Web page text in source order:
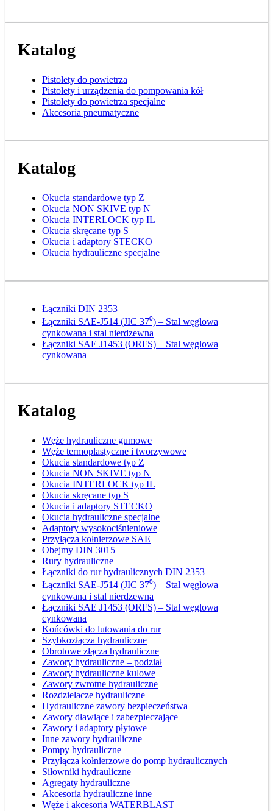
Katalog
Pistolety do powietrza
Pistolety i urządzenia do pompowania kół
Pistolety do powietrza specjalne
Akcesoria pneumatyczne
Katalog
Okucia standardowe typ Z
Okucia NON SKIVE typ N
Okucia INTERLOCK typ IL
Okucia skręcane typ S
Okucia i adaptory STECKO
Okucia hydrauliczne specjalne
Łączniki DIN 2353
Łączniki SAE-J514 (JIC 37⁰) – Stal węglowa
cynkowana i stal nierdzewna
Łączniki SAE J1453 (ORFS) – Stal węglowa
cynkowana
Katalog
Węże hydrauliczne gumowe
Węże termoplastyczne i tworzywowe
Okucia standardowe typ Z
Okucia NON SKIVE typ N
Okucia INTERLOCK typ IL
Okucia skręcane typ S
Okucia i adaptory STECKO
Okucia hydrauliczne specjalne
Adaptory wysokociśnieniowe
Przyłącza kołnierzowe SAE
Obejmy DIN 3015
Rury hydrauliczne
Łączniki do rur hydraulicznych DIN 2353
Łączniki SAE-J514 (JIC 37⁰) – Stal węglowa
cynkowana i stal nierdzewna
Łączniki SAE J1453 (ORFS) – Stal węglowa
cynkowana
Końcówki do lutowania do rur
Szybkozłącza hydrauliczne
Obrotowe złącza hydrauliczne
Zawory hydrauliczne – podział
Zawory hydrauliczne kulowe
Zawory zwrotne hydrauliczne
Rozdzielacze hydrauliczne
Hydrauliczne zawory bezpieczeństwa
Zawory dławiące i zabezpieczające
Zawory i adaptory płytowe
Inne zawory hydrauliczne
Pompy hydrauliczne
Przyłącza kołnierzowe do pomp hydraulicznych
Siłowniki hydrauliczne
Agregaty hydrauliczne
Akcesoria hydrauliczne inne
Węże i akcesoria WATERBLAST